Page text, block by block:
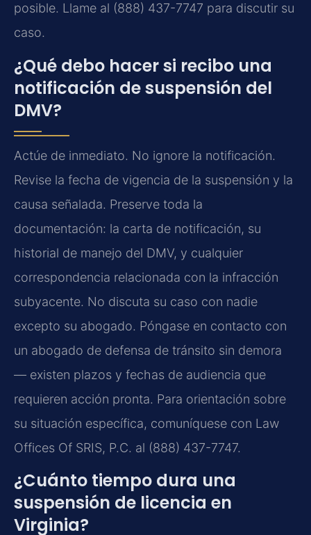
posible. Llame al (888) 437-7747 para discutir su
caso.
¿Qué debo hacer si recibo una
notificación de suspensión del
DMV?
Actúe de inmediato. No ignore la notificación.
Revise la fecha de vigencia de la suspensión y la
causa señalada. Preserve toda la
documentación: la carta de notificación, su
historial de manejo del DMV, y cualquier
correspondencia relacionada con la infracción
subyacente. No discuta su caso con nadie
excepto su abogado. Póngase en contacto con
un abogado de defensa de tránsito sin demora
— existen plazos y fechas de audiencia que
requieren acción pronta. Para orientación sobre
su situación específica, comuníquese con Law
Offices Of SRIS, P.C. al (888) 437-7747.
¿Cuánto tiempo dura una
suspensión de licencia en
Virginia?